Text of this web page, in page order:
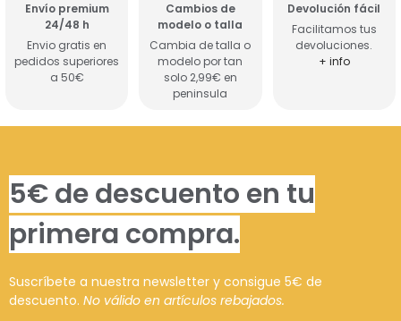
Envío premium
24/48 h
Envio gratis en
pedidos superiores
a 50€
Cambios de
modelo o talla
Cambia de talla o
modelo por tan
solo 2,99€ en
peninsula
Devolución fácil
Facilitamos tus
devoluciones.
+ info
5€ de descuento en tu
primera compra.
Suscríbete a nuestra newsletter y consigue 5€ de
descuento. No válido en artículos rebajados.